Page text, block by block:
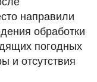
направили
обработки
погодных
и отсутствия